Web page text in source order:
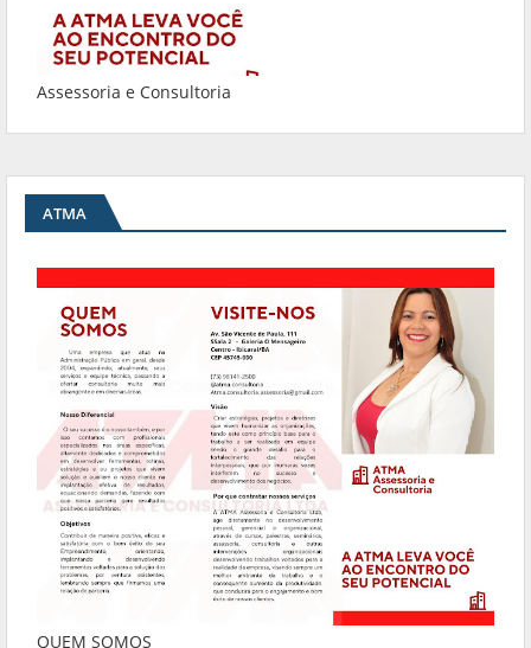
Assessoria e Consultoria
ATMA
QUEM SOMOS